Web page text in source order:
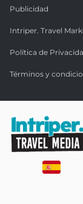
Publicidad
Intriper. Travel
Política de
Términos y